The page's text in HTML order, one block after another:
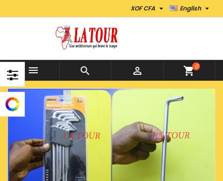
English 
XOF CFA 
   shopping_cart0